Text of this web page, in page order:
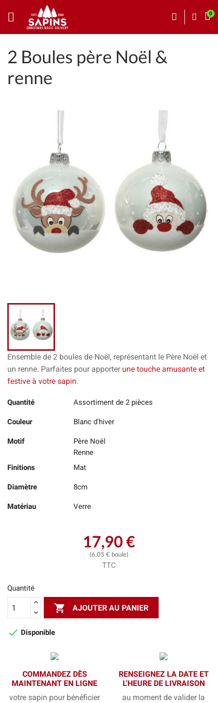
2 Boules père Noël &
renne
Ensemble de 2 boules de Noël, représentant le Père Noël et
un renne. Parfaites pour apporterune touche amusante et
festive à votre sapin.
Quantité Assortiment de 2 pièces
Couleur Blanc d'hiver
Motif
Père Noël
Renne
Finitions
Mat
Diamètre 8cm
Matériau Verre
17,90 €
(6,05 € boule)
TTC
Quantité
 AJOUTER AU PANIER
 Disponible
COMMANDEZ DÈS
MAINTENANT EN LIGNE
votre sapin pour bénéficier
RENSEIGNEZ LA DATE ET
L'HEURE DE LIVRAISON
au moment de valider la